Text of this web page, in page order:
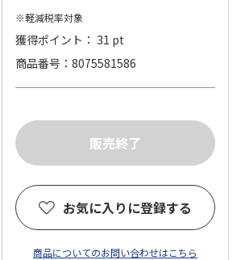
※軽減税率対象
獲得ポイント： 31 pt
商品番号
8075581586
お気に入りに登録する
商品についてのお問い合わせはこちら